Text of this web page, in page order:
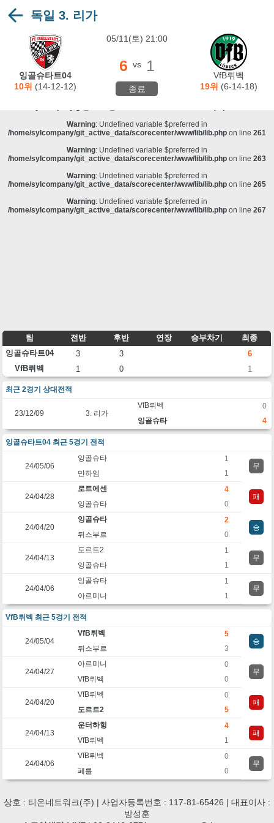
Warning: Undefined variable $preferred in
/home/sylcompany/git_active_data/scorecenter/www/lib/lib.php
Deprecated: stristr(): Passing null to parameter #1 ($haystack) of type string is
deprecated in/home/sylcompany/git_active_data/scorecenter/www/lib/lib.php
Warning
: Undefined variable $preferred in
/home/sylcompany/git_active_data/scorecenter/www/lib/lib.phpon line257
: Undefined variable $preferred in
Warning: Undefined variable $preferred in
/home/sylcompany/git_active_data/scorecenter/www/lib/lib.php on line 261
Warning: Undefined variable $preferred in
/home/sylcompany/git_active_data/scorecenter/www/lib/lib.php on line 263
Warning: Undefined variable $preferred in
/home/sylcompany/git_active_data/scorecenter/www/lib/lib.php on line 265
Warning: Undefined variable $preferred in
/home/sylcompany/git_active_data/scorecenter/www/lib/lib.php on line 267
독일 3. 리가
잉골슈타트04
10위 (14-12-12)
05/11(토) 21:00
6 vs 1
종료
VfB뤼벡
19위 (6-14-18)
팀 전반 후반 연장 승부차기
최종
잉골슈타트04
3 3
6
VfB뤼벡
1 0 1
최근 2경기 상대전적
23/12/09 3. 리가
VfB뤼벡
0
잉골슈타
4
잉골슈타트04 최근 5경기 전적
24/05/06
잉골슈타
1
무
만하임
1
24/04/28
로트에센
4
패
잉골슈타
0
24/04/20
잉골슈타
2
승
뒤스부르
0
24/04/13
도르트2
1
무
잉골슈타
1
24/04/06
잉골슈타
1
무
아르미니
1
VfB뤼벡 최근 5경기 전적
24/05/04
VfB뤼벡
5
승
뒤스부르
3
24/04/27
아르미니
0
무
VfB뤼벡
0
24/04/20
VfB뤼벡
0
패
도르트2
5
24/04/13
운터하힝
4
패
VfB뤼벡
1
24/04/06
VfB뤼벡
0
무
페를
0
상호 : 티온네트워크(주) | 사업자등록번호 : 117-81-65426 | 대표이사 :
방성훈